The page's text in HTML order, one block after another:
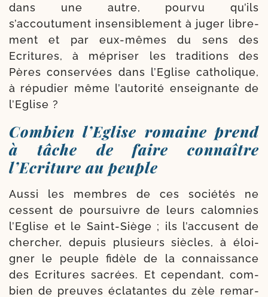
dans une autre, pour­vu qu’ils
s’accoutument insen­siblement à juger libre­
ment et par eux-​mêmes du sens des
Ecritures, à mépri­ser les tra­di­tions des
Pères conser­vées dans l’Eglise catho­lique,
à répu­dier même l’au­to­ri­té ensei­gnante de
l’Eglise ?
Combien l’Eglise romaine prend
à tâche de faire connaître
l’Ecriture au peuple
Aussi les membres de ces socié­tés ne
cessent de pour­suivre de leurs calom­nies
l’Eglise et le Saint-​Siège ; ils l’accusent de
cher­cher, depuis plu­sieurs siècles, à éloi­
gner le peuple fidèle de la connais­sance
des Ecri­tures sacrées. Et cepen­dant, com­
bien de preuves écla­tantes du zèle remar­